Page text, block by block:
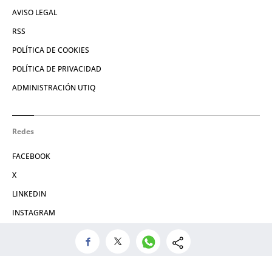
AVISO LEGAL
RSS
POLÍTICA DE COOKIES
POLÍTICA DE PRIVACIDAD
ADMINISTRACIÓN UTIQ
Redes
FACEBOOK
X
LINKEDIN
INSTAGRAM